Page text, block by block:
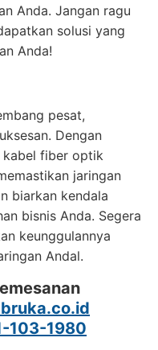
Anda. Jangan ragu
solusi yang
Anda!
pesat,
Dengan
kabel fiber optik
jaringan
biarkan kendala
bisnis Anda. Segera
keunggulannya
Andal.
103-1980